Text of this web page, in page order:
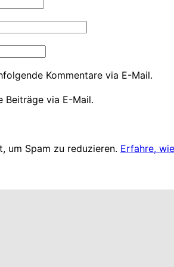
Kommentare via E-Mail.
Beiträge via E-Mail.
um Spam zu reduzieren. Erfahre,